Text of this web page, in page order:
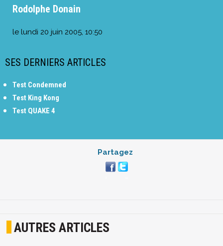
Rodolphe Donain
le lundi 20 juin 2005, 10:50
SES DERNIERS ARTICLES
Test Condemned
Test King Kong
Test QUAKE 4
Partagez
AUTRES ARTICLES